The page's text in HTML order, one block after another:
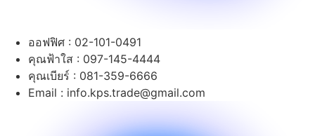
ออฟฟิศ : 02-101-0491
คุณฟ้าใส : 097-145-4444
คุณเบียร์ : 081-359-6666
Email : info.kps.trade@gmail.com